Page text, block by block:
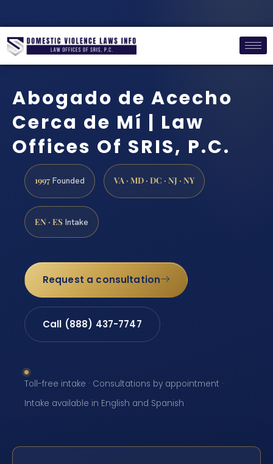
Abogado de Acecho
Cerca de Mí | Law
Offices Of SRIS, P.C.
1997 Founded VA · MD · DC · NJ · NY
EN · ES Intake
Request a consultation
Call (888) 437-7747
Toll-free intake · Consultations by appointment ·
Intake available in English and Spanish